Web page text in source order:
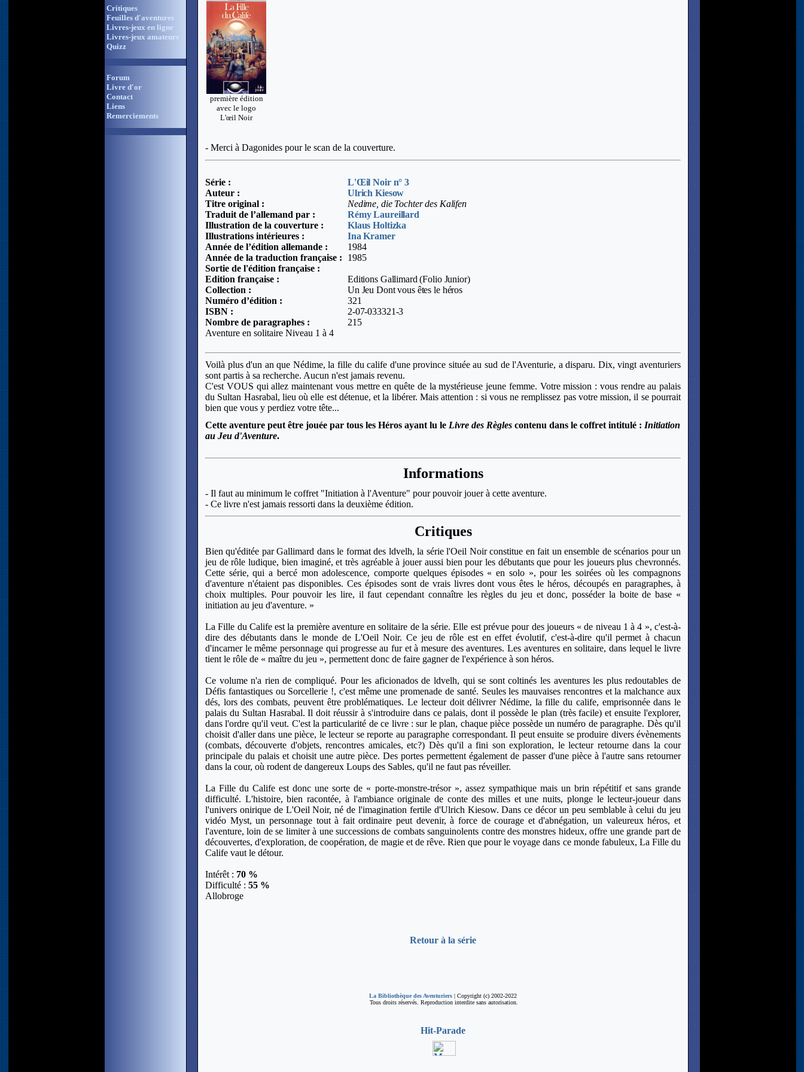
Critiques
Feuilles d'aventures
Livres-jeux en ligne
Livres-jeux amateurs
Quizz
Forum
Livre d'or
Contact
Liens
Remerciements
première édition
avec le logo
L'œil Noir
- Merci à Dagonides pour le scan de la couverture.
Série :
Auteur :
Titre original :
Traduit de l’allemand par :
Illustration de la couverture :
Illustrations intérieures :
Année de l’édition allemande :
Année de la traduction française :
Sortie de l'édition française :
Edition française :
Collection :
Numéro d’édition :
ISBN :
Nombre de paragraphes :
L'Œil Noir n° 3
Ulrich Kiesow
Nedime, die Tochter des Kalifen
Rémy Laureillard
Klaus Holtizka
Ina Kramer
1984
1985
Editions Gallimard (Folio Junior)
Un Jeu Dont vous êtes le héros
321
2-07-033321-3
215
Aventure en solitaire Niveau 1 à 4
Voilà plus d'un an que Nédime, la fille du calife d'une province située au sud de l'Aventurie, a disparu. Dix, vingt aventuriers
sont partis à sa recherche. Aucun n'est jamais revenu.
C'est VOUS qui allez maintenant vous mettre en quête de la mystérieuse jeune femme. Votre mission : vous rendre au palais
du Sultan Hasrabal, lieu où elle est détenue, et la libérer. Mais attention : si vous ne remplissez pas votre mission, il se pourrait
bien que vous y perdiez votre tête...
Cette aventure peut être jouée par tous les Héros ayant lu le Livre des Règles contenu dans le coffret intitulé : Initiation
au Jeu d'Aventure.
Informations
- Il faut au minimum le coffret "Initiation à l'Aventure" pour pouvoir jouer à cette aventure.
- Ce livre n'est jamais ressorti dans la deuxième édition.
Critiques
Bien qu'éditée par Gallimard dans le format des ldvelh, la série l'Oeil Noir constitue en fait un ensemble de scénarios pour un
jeu de rôle ludique, bien imaginé, et très agréable à jouer aussi bien pour les débutants que pour les joueurs plus chevronnés.
Cette série, qui a bercé mon adolescence, comporte quelques épisodes « en solo », pour les soirées où les compagnons
d'aventure n'étaient pas disponibles. Ces épisodes sont de vrais livres dont vous êtes le héros, découpés en paragraphes, à
choix multiples. Pour pouvoir les lire, il faut cependant connaître les règles du jeu et donc, posséder la boite de base «
initiation au jeu d'aventure. »
La Fille du Calife est la première aventure en solitaire de la série. Elle est prévue pour des joueurs « de niveau 1 à 4 », c'est-à-
dire des débutants dans le monde de L'Oeil Noir. Ce jeu de rôle est en effet évolutif, c'est-à-dire qu'il permet à chacun
d'incarner le même personnage qui progresse au fur et à mesure des aventures. Les aventures en solitaire, dans lequel le livre
tient le rôle de « maître du jeu », permettent donc de faire gagner de l'expérience à son héros.
Ce volume n'a rien de compliqué. Pour les aficionados de ldvelh, qui se sont coltinés les aventures les plus redoutables de
Défis fantastiques ou Sorcellerie !, c'est même une promenade de santé. Seules les mauvaises rencontres et la malchance aux
dés, lors des combats, peuvent être problématiques. Le lecteur doit délivrer Nédime, la fille du calife, emprisonnée dans le
palais du Sultan Hasrabal. Il doit réussir à s'introduire dans ce palais, dont il possède le plan (très facile) et ensuite l'explorer,
dans l'ordre qu'il veut. C'est la particularité de ce livre : sur le plan, chaque pièce possède un numéro de paragraphe. Dès qu'il
choisit d'aller dans une pièce, le lecteur se reporte au paragraphe correspondant. Il peut ensuite se produire divers évènements
(combats, découverte d'objets, rencontres amicales, etc?) Dès qu'il a fini son exploration, le lecteur retourne dans la cour
principale du palais et choisit une autre pièce. Des portes permettent également de passer d'une pièce à l'autre sans retourner
dans la cour, où rodent de dangereux Loups des Sables, qu'il ne faut pas réveiller.
La Fille du Calife est donc une sorte de « porte-monstre-trésor », assez sympathique mais un brin répétitif et sans grande
difficulté. L'histoire, bien racontée, à l'ambiance originale de conte des milles et une nuits, plonge le lecteur-joueur dans
l'univers onirique de L'Oeil Noir, né de l'imagination fertile d'Ulrich Kiesow. Dans ce décor un peu semblable à celui du jeu
vidéo Myst, un personnage tout à fait ordinaire peut devenir, à force de courage et d'abnégation, un valeureux héros, et
l'aventure, loin de se limiter à une successions de combats sanguinolents contre des monstres hideux, offre une grande part de
découvertes, d'exploration, de coopération, de magie et de rêve. Rien que pour le voyage dans ce monde fabuleux, La Fille du
Calife vaut le détour.
Intérêt : 70 %
Difficulté : 55 %
Allobroge
Retour à la série
La Bibliothèque des Aventuriers | Copyright (c) 2002-2022
Tous droits réservés. Reproduction interdite sans autorisation.